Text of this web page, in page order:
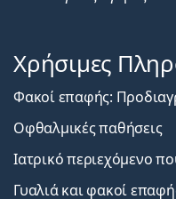
Χρήσιμες
Φακοί επαφής:
Οφθαλμικές παθήσεις
Ιατρικό περιεχόμενο
Γυαλιά και φακοί